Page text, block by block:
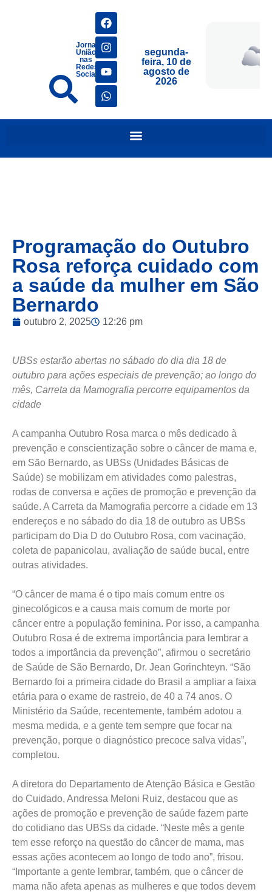
Jornais
União
nas
Redes
Sociais
segunda-
feira, 10 de
agosto de
2026
Programação do Outubro
Rosa reforça cuidado com
a saúde da mulher em São
Bernardo
outubro 2, 2025 12:26 pm
UBSs estarão abertas no sábado do dia dia 18 de
outubro para ações especiais de prevenção; ao longo do
mês, Carreta da Mamografia percorre equipamentos da
cidade
A campanha Outubro Rosa marca o mês dedicado à
prevenção e conscientização sobre o câncer de mama e,
em São Bernardo, as UBSs (Unidades Básicas de
Saúde) se mobilizam em atividades como palestras,
rodas de conversa e ações de promoção e prevenção da
saúde. A Carreta da Mamografia percorre a cidade em 13
endereços e no sábado do dia 18 de outubro as UBSs
participam do Dia D do Outubro Rosa, com vacinação,
coleta de papanicolau, avaliação de saúde bucal, entre
outras atividades.
“O câncer de mama é o tipo mais comum entre os
ginecológicos e a causa mais comum de morte por
câncer entre a população feminina. Por isso, a campanha
Outubro Rosa é de extrema importância para lembrar a
todos a importância da prevenção”, afirmou o secretário
de Saúde de São Bernardo, Dr. Jean Gorinchteyn. “São
Bernardo foi a primeira cidade do Brasil a ampliar a faixa
etária para o exame de rastreio, de 40 a 74 anos. O
Ministério da Saúde, recentemente, também adotou a
mesma medida, e a gente tem sempre que focar na
prevenção, porque o diagnóstico precoce salva vidas”,
completou.
A diretora do Departamento de Atenção Básica e Gestão
do Cuidado, Andressa Meloni Ruiz, destacou que as
ações de promoção e prevenção de saúde fazem parte
do cotidiano das UBSs da cidade. “Neste mês a gente
tem esse reforço na questão do câncer de mama, mas
essas ações acontecem ao longo de todo ano”, frisou.
“Importante a gente lembrar, também, que o câncer de
mama não afeta apenas as mulheres e que todos devem